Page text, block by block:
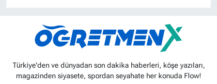
Türkiye'den ve dünyadan son dakika haberleri, köşe yazıları,
magazinden siyasete, spordan seyahate her konuda Flow!